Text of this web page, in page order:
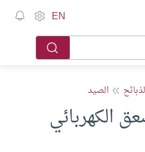
EN
الصيد
الكهربائي